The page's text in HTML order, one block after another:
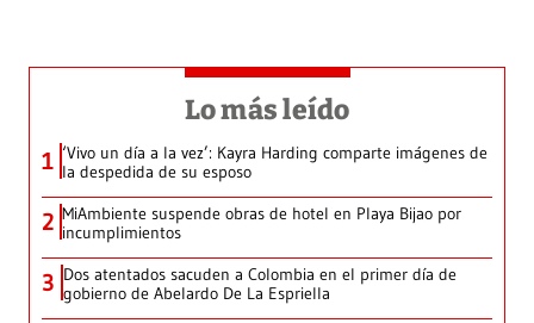
Lo más leído
1 ‘Vivo un día a la vez’: Kayra Harding comparte imágenes de
la despedida de su esposo
2 MiAmbiente suspende obras de hotel en Playa Bijao por
incumplimientos
3 Dos atentados sacuden a Colombia en el primer día de
gobierno de Abelardo De La Espriella